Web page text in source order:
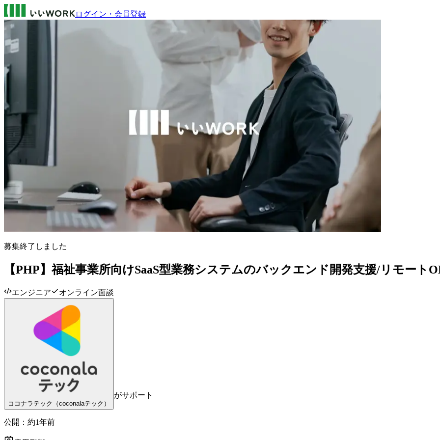
ログイン・会員登録
募集終了しました
【PHP】福祉事業所向けSaaS型業務システムのバックエンド開発支援/リモート
エンジニア オンライン面談
ココナラテック（coconalaテック）
がサポート
公開： 約1年前